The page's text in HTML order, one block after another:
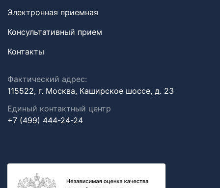
Электронная приемная
Консультативный прием
Контакты
Фактический адрес:
115522, г. Москва, Каширское шоссе, д. 23
Единый контактный центр
+7 (499) 444-24-24